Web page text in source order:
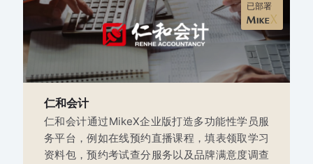
已部署
仁和会计
仁和会计通过MikeX企业版打造多功能性学员服
务平台，例如在线预约直播课程，填表领取学习
资料包，预约考试查分服务以及品牌满意度调查